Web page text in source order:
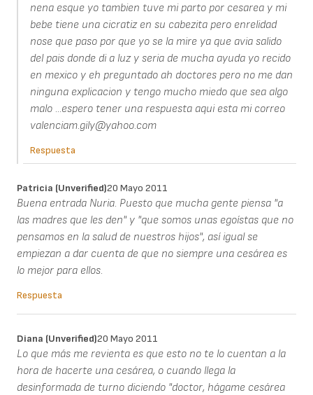
nena esque yo tambien tuve mi parto por cesarea y mi
bebe tiene una cicratiz en su cabezita pero enrelidad
nose que paso por que yo se la mire ya que avia salido
del pais donde di a luz y seria de mucha ayuda yo recido
en mexico y eh preguntado ah doctores pero no me dan
ninguna explicacion y tengo mucho miedo que sea algo
malo ...espero tener una respuesta aqui esta mi correo
valenciam.gily@yahoo.com
Respuesta
Patricia (unverified)20 Mayo 2011
Buena entrada Nuria. Puesto que mucha gente piensa "a
las madres que les den" y "que somos unas egoístas que no
pensamos en la salud de nuestros hijos", así igual se
empiezan a dar cuenta de que no siempre una cesárea es
lo mejor para ellos.
Respuesta
Diana (unverified)20 Mayo 2011
Lo que más me revienta es que esto no te lo cuentan a la
hora de hacerte una cesárea, o cuando llega la
desinformada de turno diciendo "doctor, hágame cesárea